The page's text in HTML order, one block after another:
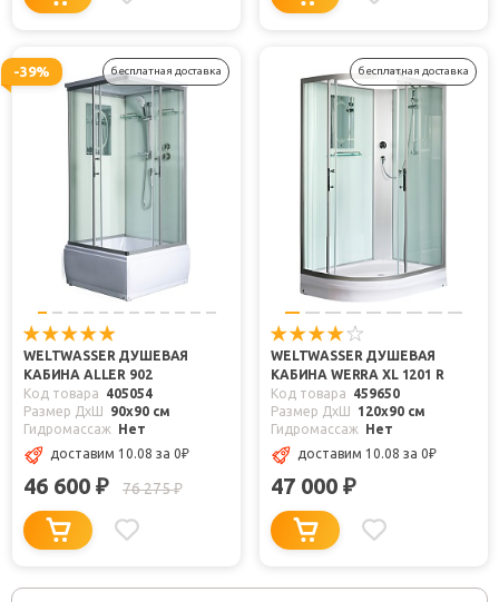
-39% бесплатная доставка
WELTWASSER ДУШЕВАЯ
КАБИНА ALLER 902
Код товара
405054
Размер ДхШ
90x90 см
Гидромассаж
Нет
доставим 10.08 за 0₽
46 600 ₽ 76 275₽
бесплатная доставка
WELTWASSER ДУШЕВАЯ
КАБИНА WERRA XL 1201 R
Код товара
459650
Размер ДхШ
120x90 см
Гидромассаж
Нет
доставим 10.08 за 0₽
47 000 ₽